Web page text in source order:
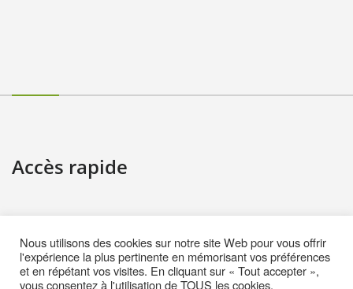
Accès rapide
Informations pratiques
Mentions Légales
Nous utilisons des cookies sur notre site Web pour vous offrir
l'expérience la plus pertinente en mémorisant vos préférences
et en répétant vos visites. En cliquant sur « Tout accepter »,
vous consentez à l'utilisation de TOUS les cookies.